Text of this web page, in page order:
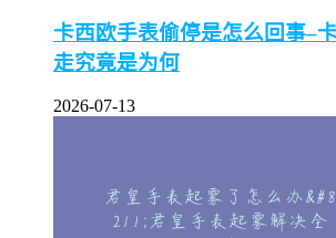
卡西欧手表偷停是怎么回事–
走究竟是为何
2026-07-13